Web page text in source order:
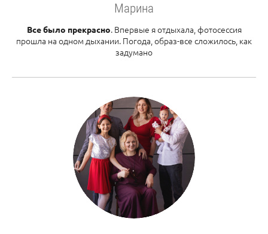
Марина
Все было прекрасно. Впервые я отдыхала, фотосессия
прошла на одном дыхании. Погода, образ-все сложилось, как
задумано